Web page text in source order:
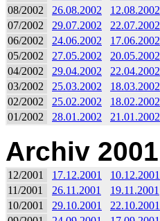
08/2002
26.08.2002 12.08.2002
07/2002
29.07.2002 22.07.2002
06/2002
24.06.2002 17.06.2002
05/2002
27.05.2002 20.05.2002
04/2002
29.04.2002 22.04.2002
03/2002
25.03.2002 18.03.2002
02/2002
25.02.2002 18.02.2002
01/2002
28.01.2002 21.01.2002
Archiv 2001
12/2001 17.12.2001 10.12.2001
11/2001
26.11.2001 19.11.2001
10/2001
29.10.2001 22.10.2001